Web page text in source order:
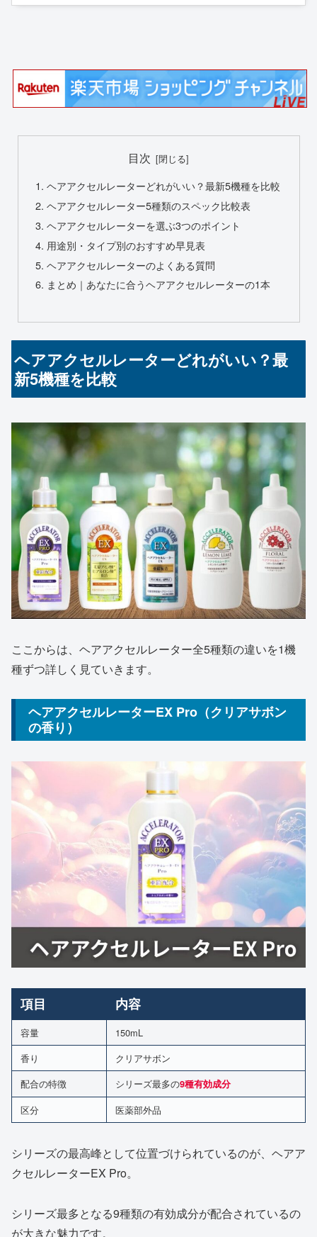
目次
ヘアアクセルレーターどれがいい？最新5機種を比較
ヘアアクセルレーター5種類のスペック比較表
ヘアアクセルレーターを選ぶ3つのポイント
用途別・タイプ別のおすすめ早見表
ヘアアクセルレーターのよくある質問
まとめ｜あなたに合うヘアアクセルレーターの1本
ヘアアクセルレーターどれがいい？最
新5機種を比較
ここからは、ヘアアクセルレーター全5種類の違いを1機
種ずつ詳しく見ていきます。
ヘアアクセルレーターEX Pro（クリアサボン
の香り）
項目 内容
容量
150mL
香り
クリアサボン
配合の特徴
シリーズ最多の9種有効成分
区分 医薬部外品
シリーズの最高峰として位置づけられているのが、ヘアア
クセルレーターEX Pro。
シリーズ最多となる9種類の有効成分が配合されているの
が大きな魅力です。